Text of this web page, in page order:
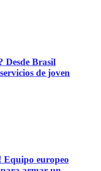
Desde Brasil
de joven
Equipo europeo